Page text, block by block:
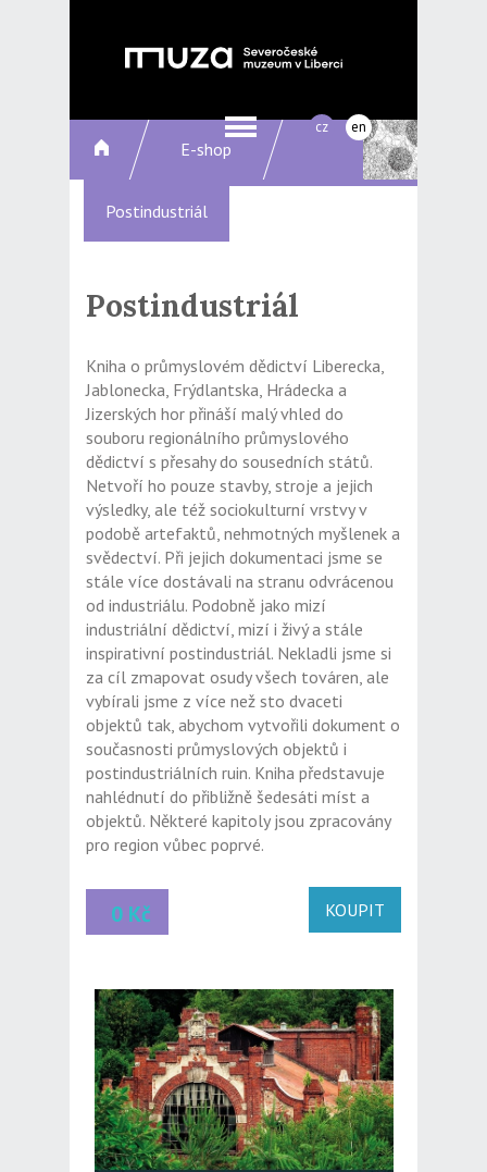
cz en
E-shop
Postindustriál
Postindustriál
Kniha o průmyslovém dědictví Liberecka,
Jablonecka, Frýdlantska, Hrádecka a
Jizerských hor přináší malý vhled do
souboru regionálního průmyslového
dědictví s přesahy do sousedních států.
Netvoří ho pouze stavby, stroje a jejich
výsledky, ale též sociokulturní vrstvy v
podobě artefaktů, nehmotných myšlenek a
svědectví. Při jejich dokumentaci jsme se
stále více dostávali na stranu odvrácenou
od industriálu. Podobně jako mizí
industriální dědictví, mizí i živý a stále
inspirativní postindustriál. Nekladli jsme si
za cíl zmapovat osudy všech továren, ale
vybírali jsme z více než sto dvaceti
objektů tak, abychom vytvořili dokument o
současnosti průmyslových objektů i
postindustriálních ruin. Kniha představuje
nahlédnutí do přibližně šedesáti míst a
objektů. Některé kapitoly jsou zpracovány
pro region vůbec poprvé.
0 Kč KOUPIT